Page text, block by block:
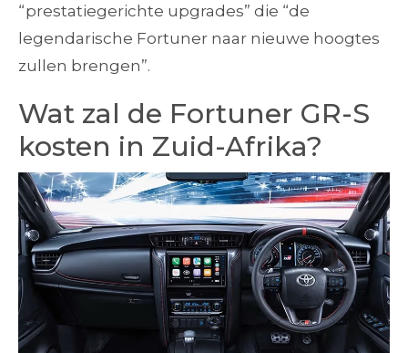
“prestatiegerichte upgrades” die “de
legendarische Fortuner naar nieuwe hoogtes
zullen brengen”.
Wat zal de Fortuner GR-S
kosten in Zuid-Afrika?